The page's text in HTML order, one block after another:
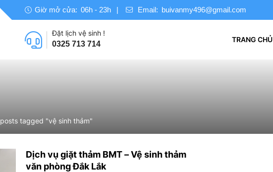
Giờ mở cửa: 06h - 23h Email: buivanmy496@gmail.com
Đặt lịch vệ sinh !
0325 713 714
TRANG CHỦ
posts tagged "vệ sinh thảm"
Dịch vụ giặt thảm BMT – Vệ sinh thảm
văn phòng Đắk Lắk